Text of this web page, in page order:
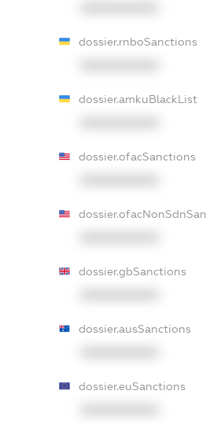
dossier.rnboSanctions
dossier.amkuBlackList
dossier.ofacSanctions
dossier.gbSanctions
dossier.ausSanctions
dossier.euSanctions